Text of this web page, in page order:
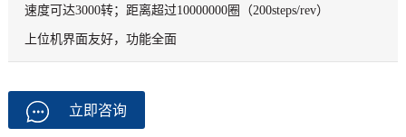
速度可达3000转；距离超过10000000圈（200steps/rev）
上位机界面友好，功能全面
立即咨询